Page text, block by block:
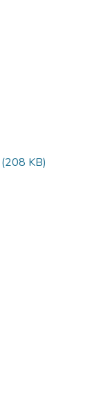
(208 KB)